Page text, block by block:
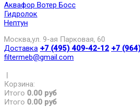
Аквафор Вотер Босс
Гидролок
Нептун
Москва,ул. 9-ая Парковая, 60
Доставка +7 (495) 409-42-12 +7
filtermeb@gmail.com
|
Корзина:
Итого 0.00 руб
Итого 0.00 руб